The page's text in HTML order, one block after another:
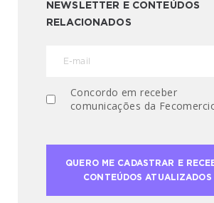
NEWSLETTER E CONTEÚDOS
RELACIONADOS
Concordo em receber
comunicações da